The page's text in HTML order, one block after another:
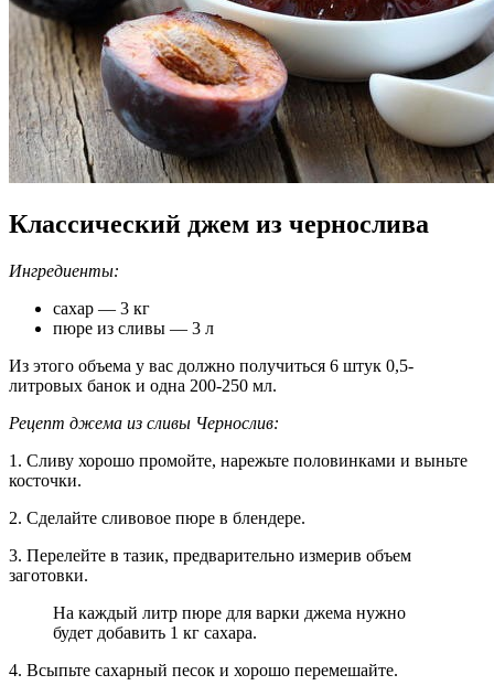
Классический джем из чернослива
Ингредиенты:
сахар — 3 кг
пюре из сливы — 3 л
Из этого объема у вас должно получиться 6 штук 0,5-
литровых банок и одна 200-250 мл.
Рецепт джема из сливы Чернослив:
1. Сливу хорошо промойте, нарежьте половинками и выньте
косточки.
2. Сделайте сливовое пюре в блендере.
3. Перелейте в тазик, предварительно измерив объем
заготовки.
На каждый литр пюре для варки джема нужно
будет добавить 1 кг сахара.
4. Всыпьте сахарный песок и хорошо перемешайте.